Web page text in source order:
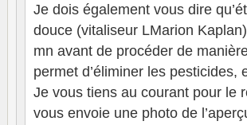
Je dois également vous dire
douce (vitaliseur LMarion
mn avant de procéder de
permet d’éliminer les pesticides,
Je vous tiens au courant pour le
vous envoie une photo de